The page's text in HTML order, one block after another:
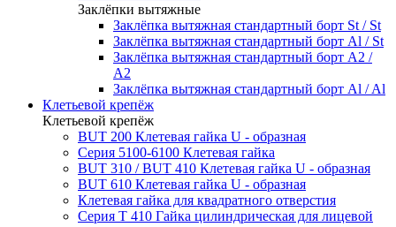
Заклёпки вытяжные
Заклёпка вытяжная стандартный борт St / St
Заклёпка вытяжная стандартный борт Al / St
Заклёпка вытяжная стандартный борт А2 /
А2
Заклёпка вытяжная стандартный борт Al / Al
Клетьевой крепёж
Клетьевой крепёж
BUT 200 Клетевая гайка U - образная
Серия 5100-6100 Клетевая гайка
BUT 310 / BUT 410 Клетевая гайка U - образная
BUT 610 Клетевая гайка U - образная
Клетевая гайка для квадратного отверстия
Серия Т 410 Гайка цилиндрическая для лицевой